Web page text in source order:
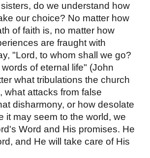
do we understand how
our choice? No matter how
of faith is, no matter how
are fraught with
"Lord, to whom shall we go?
of eternal life" (John
what tribulations the church
what attacks from false
disharmony, or how desolate
it may seem to the world, we
Word and His promises. He
and He will take care of His